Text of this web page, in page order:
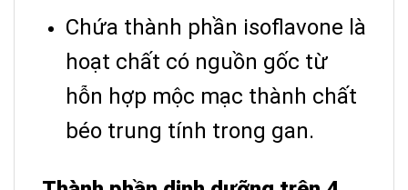
Chứa thành phần isoflavone là
hoạt chất có nguồn gốc từ
hỗn hợp mộc mạc thành chất
béo trung tính trong gan.